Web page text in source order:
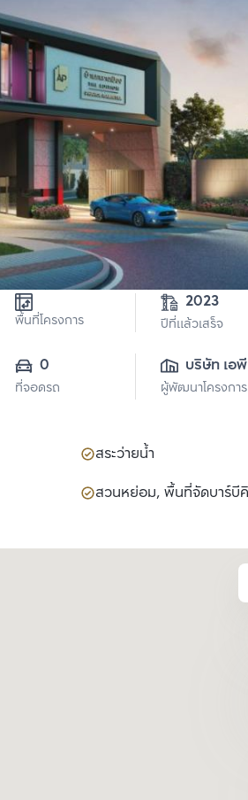
พื้นที่โครงการ
2023
ปีที่แล้วเสร็จ
0
ที่จอดรถ
บริษัท เอ
จำกัด(มหา
ผู้พัฒนาโครงการ
สระว่ายน้ำ
สวนหย่อม, พื้นที่จัดบาร์บี